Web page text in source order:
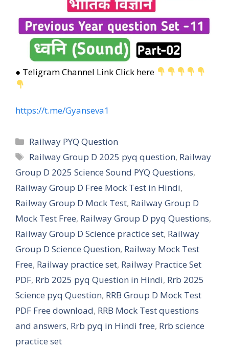
● Teligram Channel Link Click here
https://t.me/Gyanseva1
Categories
Railway PYQ Question
Tags
Railway Group D 2025 pyq question, Railway
Group D 2025 Science Sound PYQ Questions,
Railway Group D Free Mock Test in Hindi,
Railway Group D Mock Test, Railway Group D
Mock Test Free, Railway Group D pyq Questions,
Railway Group D Science practice set, Railway
Group D Science Question, Railway Mock Test
Free, Railway practice set, Railway Practice Set
PDF, Rrb 2025 pyq Question in Hindi, Rrb 2025
Science pyq Question, RRB Group D Mock Test
PDF Free download, RRB Mock Test questions
and answers, Rrb pyq in Hindi free, Rrb science
practice set